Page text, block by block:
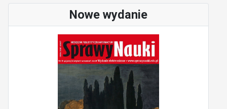
Nowe wydanie